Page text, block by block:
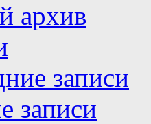
архив
записи
записи